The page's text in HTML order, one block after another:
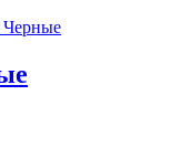
Черные